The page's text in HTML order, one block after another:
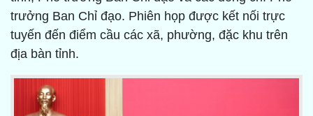
trưởng Ban Chỉ đạo. Phiên họp được kết nối trực
tuyến đến điểm cầu các xã, phường, đặc khu trên
địa bàn tỉnh.